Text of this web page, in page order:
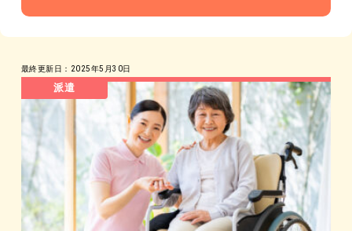
最終更新日：2025年5月30日
派遣